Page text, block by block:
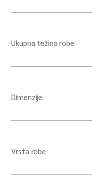
Ukupna težina robe
Dimenzije
Vrsta robe